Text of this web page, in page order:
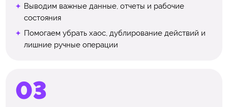
Выводим важные данные, отчеты и рабочие
состояния
Помогаем убрать хаос, дублирование действий и
лишние ручные операции